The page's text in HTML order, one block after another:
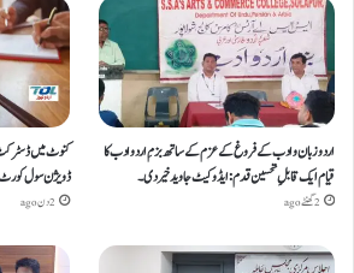
اردو زبان و ادب کے فروغ کے عزم کے ساتھ بزمِ اردو ادب کا
قیام ایک قابلِ تحسین قدم : ایڈوکیٹ جاوید خیردی۔
2 گھنٹے ago
کنوٹ میں
ڈویژن سول
2 دن ago